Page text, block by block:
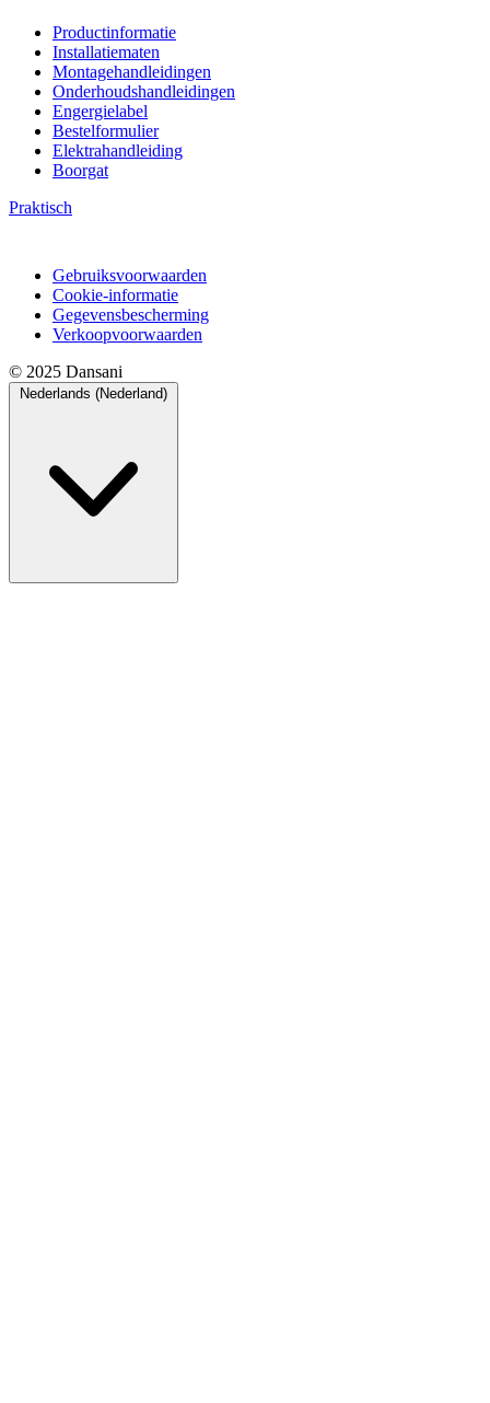
Productinformatie
Installatiematen
Montagehandleidingen
Onderhoudshandleidingen
Engergielabel
Bestelformulier
Elektrahandleiding
Boorgat
Praktisch
Gebruiksvoorwaarden
Cookie-informatie
Gegevensbescherming
Verkoopvoorwaarden
© 2025 Dansani
Nederlands (Nederland)